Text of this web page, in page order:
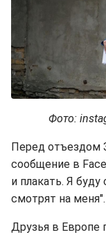
Фото:
Перед отъездом
сообщение в
и плакать. Я
смотрят на меня".
Друзья в